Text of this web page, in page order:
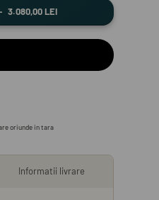
3.080,00 LEI